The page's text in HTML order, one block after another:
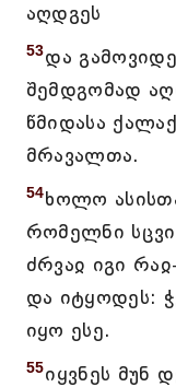
აღდგეს
53და
შემდგომად
წმიდასა
მრავალთა.
54ხოლო
რომელნი
ძრვაჲ იგი
და იტყოდეს:
იყო ესე.
55იყვნეს მუნ